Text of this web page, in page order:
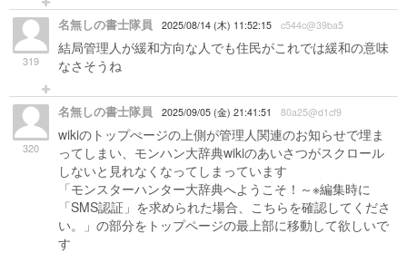
319
名無しの書士隊員 2025/08/14 (木) 11:52:15 c544c@39ba5
結局管理人が緩和方向な人でも住民がこれでは緩和の意味
なさそうね
320
名無しの書士隊員 2025/09/05 (金) 21:41:51 80a25@d1cf9
wikiのトップぺージの上側が管理人関連のお知らせで埋ま
ってしまい、モンハン大辞典wikiのあいさつがスクロール
しないと見れなくなってしまっています
「モンスターハンター大辞典へようこそ！～※編集時に
「SMS認証」を求められた場合、こちらを確認してくださ
い。」の部分をトップページの最上部に移動して欲しいで
す